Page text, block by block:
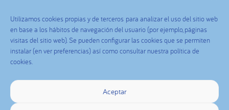
Utilizamos cookies propias y de terceros para analizar el uso del sitio web
en base a los hábitos de navegación del usuario (por ejemplo, páginas
visitas del sitio web). Se pueden configurar las cookies que se permiten
instalar (en ver preferencias) así como consultar nuestra política de
cookies.
Aceptar
Nutribén Panamá (bajo la razón social Laboratorios
Alter S.A.) Copyright © 2025. Todos los derechos
reservados.
Dirección Física: Panamá, San Miguelito, PH Premier
Plaza, Workspace Local 28. El contenido del sitio es